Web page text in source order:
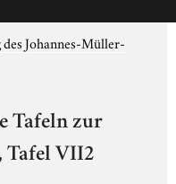
Johannes-Müller-
Tafeln zur
Tafel VII2